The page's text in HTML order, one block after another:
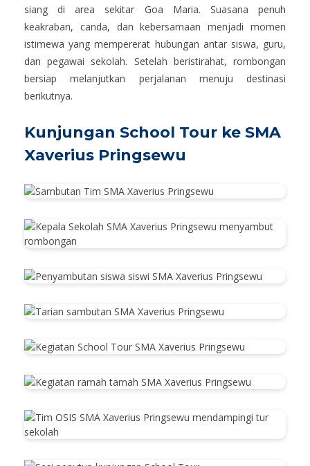
siang di area sekitar Goa Maria. Suasana penuh
keakraban, canda, dan kebersamaan menjadi momen
istimewa yang mempererat hubungan antar siswa, guru,
dan pegawai sekolah. Setelah beristirahat, rombongan
bersiap melanjutkan perjalanan menuju destinasi
berikutnya.
Kunjungan School Tour ke SMA
Xaverius Pringsewu